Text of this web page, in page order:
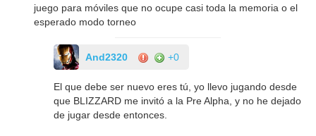
juego para móviles que no ocupe casi toda la memoria o el
esperado modo torneo
And2320 +0
El que debe ser nuevo eres tú, yo llevo jugando desde
que BLIZZARD me invitó a la Pre Alpha, y no he dejado
de jugar desde entonces.